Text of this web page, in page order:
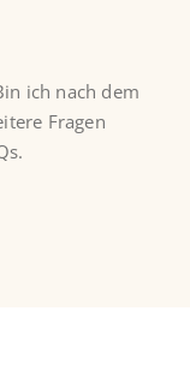
ich nach dem
Fragen